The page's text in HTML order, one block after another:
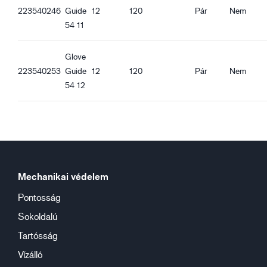
223540246 Guide
54 11
12 120 Pár Nem
223540253
Glove
Guide
54 12
12 120 Pár Nem
Mechanikai védelem
Pontosság
Sokoldalú
Tartósság
Vízálló